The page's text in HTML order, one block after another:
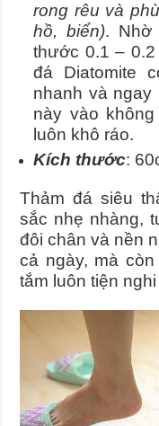
rong rêu và
hồ, biển). Nhờ
thước 0.1 – 0.2
đá Diatomite
nhanh và
này vào
luôn khô ráo.
Kích thước:
Thảm đá siêu
sắc nhẹ nhàng,
đôi chân và nền
cả ngày, mà
tắm luôn tiện